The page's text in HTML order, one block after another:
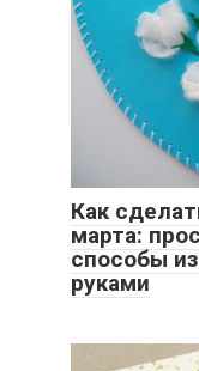
Как
марта:
способы
руками